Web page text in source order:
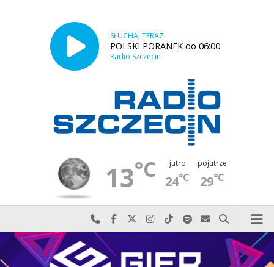
SŁUCHAJ TERAZ
POLSKI PORANEK do 06:00
Radio Szczecin
13°C jutro
24°C
pojutrze
29°C
Najlepiej po prostu do nas zadzwoń
Odwiedź nas na Facebook-u
Odwiedź nas na X
Odwiedź nas na Instagram-ie
Odwiedź nas na TikTok-u
Szukaj nas na Spotify
Wyślij do nas
Szukaj